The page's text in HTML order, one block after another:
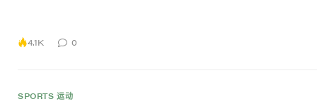
4.1K 0
SPORTS 运动